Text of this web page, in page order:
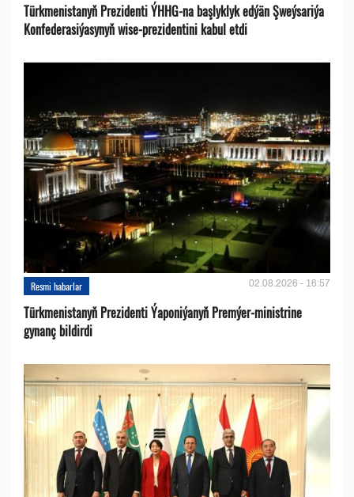
Türkmenistanyň Prezidenti ÝHHG-na başlyklyk edýän Şweýsariýa
Konfederasiýasynyň wise-prezidentini kabul etdi
Resmi habarlar 02.08.2026 - 16:57
Türkmenistanyň Prezidenti Ýaponiýanyň Premýer-ministrine
gynanç bildirdi